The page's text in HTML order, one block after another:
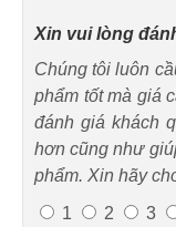
Xin vui lòng
Chúng tôi luôn
phẩm tốt mà giá
đánh giá khách
hơn cũng như
phẩm. Xin hãy
1
2 3